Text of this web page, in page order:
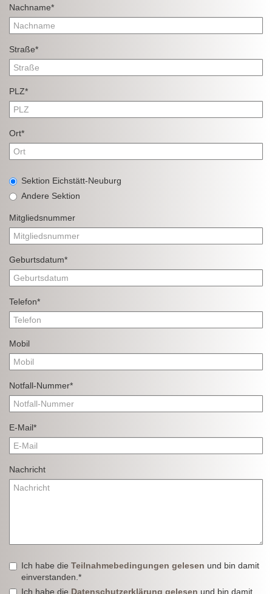
Nachname*
Straße*
PLZ*
Ort*
Sektion Eichstätt-Neuburg
Andere Sektion
Mitgliedsnummer
Geburtsdatum*
Telefon*
Mobil
Notfall-Nummer*
E-Mail*
Nachricht
Ich habe die Teilnahmebedingungen gelesen und bin damit
einverstanden.*
Ich habe die Datenschutzerklärung gelesen und bin damit